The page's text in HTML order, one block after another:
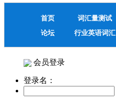
首页 词汇量测试
论坛
行业英语词汇
会员登录
登录名：